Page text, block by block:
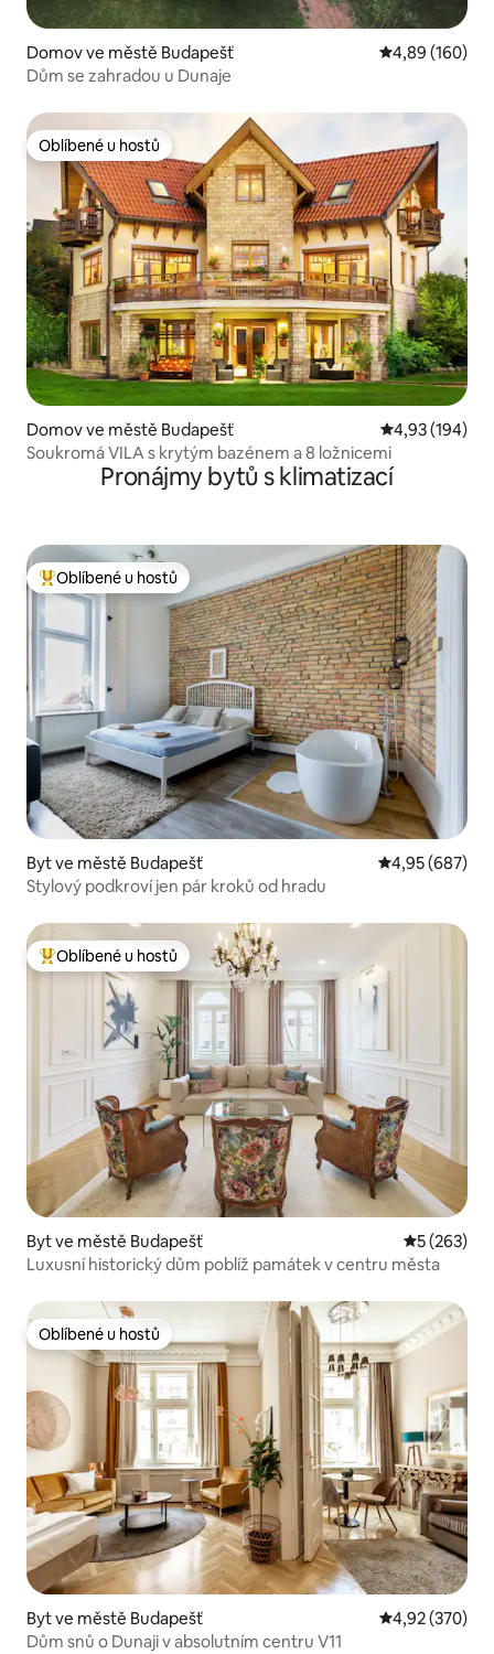
Domov ve městě Budapešť Průměrné
4,89 (160)
Dům se zahradou u Dunaje
Oblíbené u hostů
Oblíbené u hostů
Domov ve městě Budapešť Průměrné
4,93 (194)
Soukromá VILA s krytým bazénem a 8 ložnicemi
Pronájmy bytů s klimatizací
Nejlepší v kategorii Oblíbené u hostů
Oblíbené u hostů
Byt ve městě Budapešť Průměrné
4,95 (687)
Stylový podkroví jen pár kroků od hradu
Nejlepší v kategorii Oblíbené u hostů
Oblíbené u hostů
Byt ve městě Budapešť Průměrné
5 (263)
Luxusní historický dům poblíž památek v centru města
Oblíbené u hostů
Oblíbené u hostů
Byt ve městě Budapešť Průměrné
4,92 (370)
Dům snů o Dunaji v absolutním centru V11